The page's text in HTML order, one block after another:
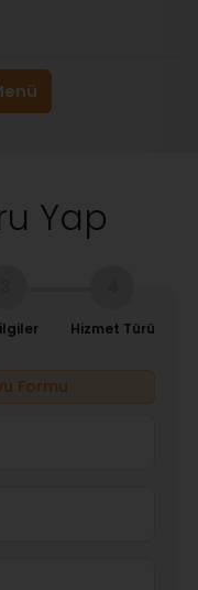
Yap
Hizmet Türü
Formu